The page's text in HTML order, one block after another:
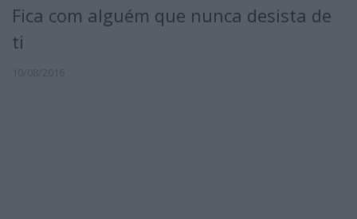
Fica com alguém que nunca desista de
ti